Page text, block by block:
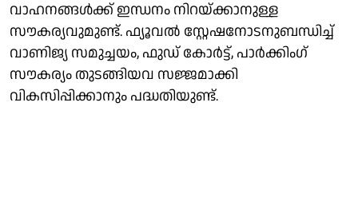
വാഹനങ്ങള്‍ക്ക് ഇന്ധനം നിറയ്ക്കാനുള്ള
സൗകര്യവുമുണ്ട്. ഫ്യൂവല്‍ സ്റ്റേഷനോടനുബന്ധിച്ച്
വാണിജ്യ സമുച്ചയം, ഫുഡ് കോര്‍ട്ട്, പാര്‍ക്കിംഗ്
സൗകര്യം തുടങ്ങിയവ സജ്ജമാക്കി
വികസിപ്പിക്കാനും പദ്ധതിയുണ്ട്.